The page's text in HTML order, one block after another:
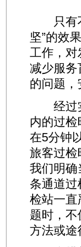
只有不
坚”的效
工作，对
减少服务
的问题
经过实
内的过
在5分钟
旅客过检
我们明确
条通道过
检站一直
题时，
方法或途